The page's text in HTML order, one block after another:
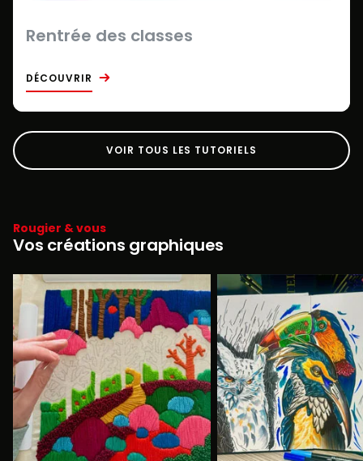
Rentrée des classes
DÉCOUVRIR
VOIR TOUS LES TUTORIELS
Rougier & vous
Vos créations graphiques